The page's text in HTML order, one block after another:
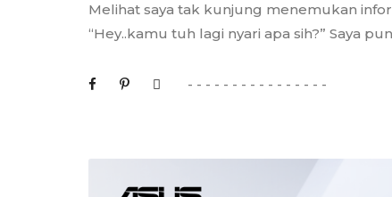
Melihat saya tak kunjung menemukan
“Hey..kamu tuh lagi nyari apa sih?” Saya